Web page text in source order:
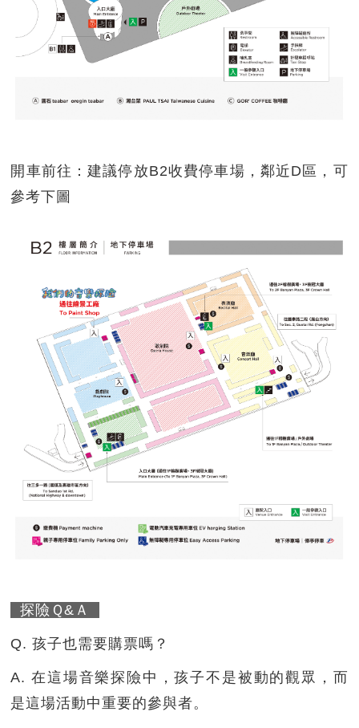
開車前往：建議停放B2收費停車場，鄰近D區，可
參考下圖
探險Ｑ&Ａ
Q. 孩子也需要購票嗎？
A. 在這場音樂探險中，孩子不是被動的觀眾，而
是這場活動中重要的參與者。